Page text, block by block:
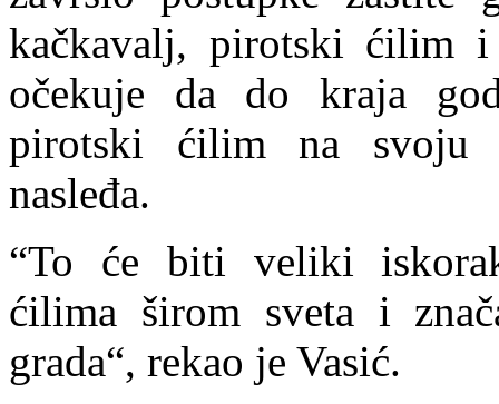
kačkavalj, pirotski ćilim
očekuje da do kraja
pirotski ćilim na svoju
nasleđa.
“To će biti veliki
ćilima širom sveta i
grada“, rekao je Vasić.